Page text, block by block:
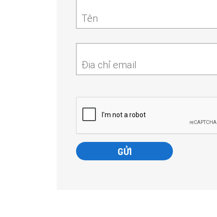
Tên
Địa chỉ email